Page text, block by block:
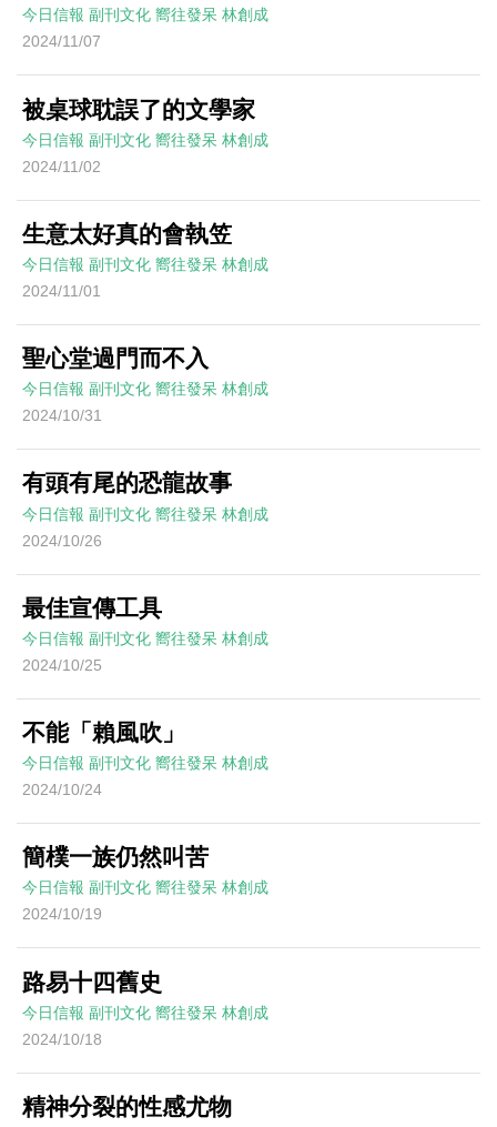
今日信報 副刊文化 嚮往發呆 林創成
2024/11/07
被桌球耽誤了的文學家
今日信報 副刊文化 嚮往發呆 林創成
2024/11/02
生意太好真的會執笠
今日信報 副刊文化 嚮往發呆 林創成
2024/11/01
聖心堂過門而不入
今日信報 副刊文化 嚮往發呆 林創成
2024/10/31
有頭有尾的恐龍故事
今日信報 副刊文化 嚮往發呆 林創成
2024/10/26
最佳宣傳工具
今日信報 副刊文化 嚮往發呆 林創成
2024/10/25
不能「賴風吹」
今日信報 副刊文化 嚮往發呆 林創成
2024/10/24
簡樸一族仍然叫苦
今日信報 副刊文化 嚮往發呆 林創成
2024/10/19
路易十四舊史
今日信報 副刊文化 嚮往發呆 林創成
2024/10/18
精神分裂的性感尤物